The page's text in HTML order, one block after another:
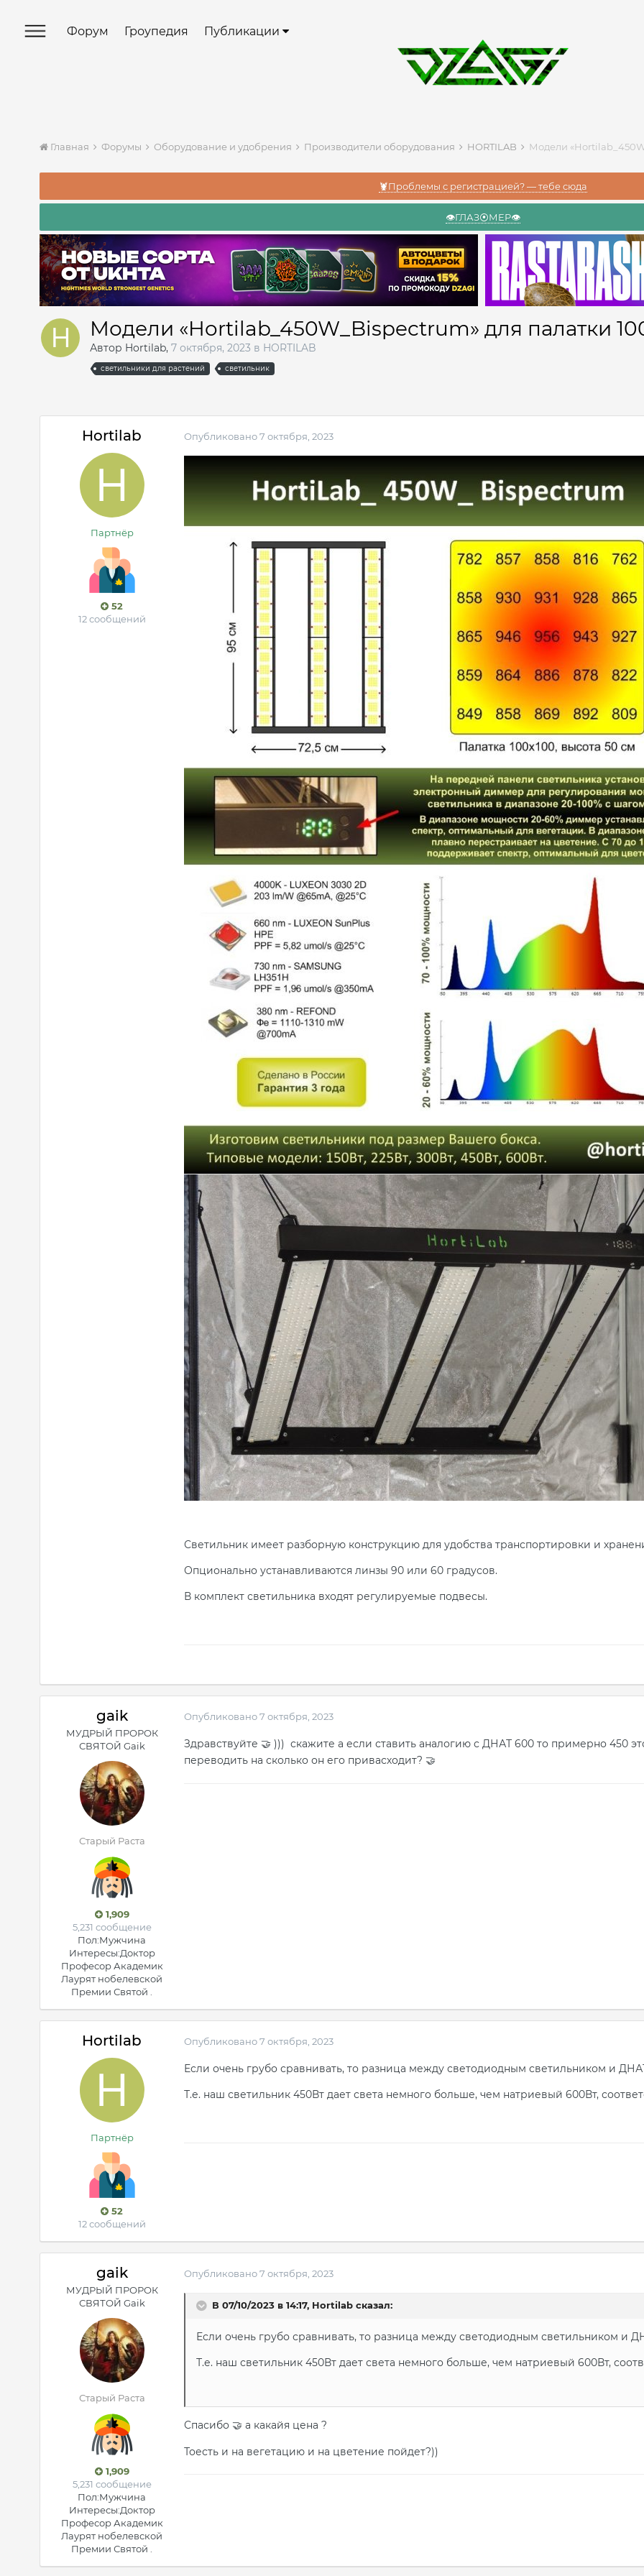
Форум Гроупедия Публикации
Главная Форумы Оборудование и удобрения Производители оборудования HORTILAB Модели
🦞Проблемы с регистрацией? — тебе сюда
👁️ГЛАЗ⦿МЕР👁️
Модели «Hortilab_450W_Bispectrum» для палатки
Автор Hortilab, 7 октября, 2023 в HORTILAB
светильники для растений светильник
Hortilab
Партнёр
52
12 сообщений
Опубликовано7 октября, 2023
Светильник имеет разборную конструкцию для удобства транспортировки и
Опционально устанавливаются линзы 90 или 60 градусов.
В комплект светильника входят регулируемые подвесы.
gaik
МУДРЫЙ ПРОРОК
СВЯТОЙ Gaik
Старый Раста
1,909
5,231 сообщение
Пол:Мужчина
Интересы:Доктор
Професор Академик
Лаурят нобелевской
Премии Святой .
Опубликовано7 октября, 2023
Здравствуйте 🤝 ))) скажите а если ставить аналогию с ДНАТ 600 то примерно 450
переводить на сколько он его привасходит? 🤝
Hortilab
Партнёр
52
12 сообщений
Опубликовано7 октября, 2023
Если очень грубо сравнивать, то разница между светодиодным светильником и
Т.е. наш светильник 450Вт дает света немного больше, чем натриевый 600Вт,
gaik
МУДРЫЙ ПРОРОК
СВЯТОЙ Gaik
Старый Раста
1,909
5,231 сообщение
Пол:Мужчина
Интересы:Доктор
Професор Академик
Лаурят нобелевской
Премии Святой .
Опубликовано7 октября, 2023
В 07/10/2023 в 14:17, Hortilabсказал:
Если очень грубо сравнивать, то разница между светодиодным светильником и
Т.е. наш светильник 450Вт дает света немного больше, чем натриевый 600Вт,
Спасибо 🤝 а какайя цена ?
Тоесть и на вегетацию и на цветение пойдет?))